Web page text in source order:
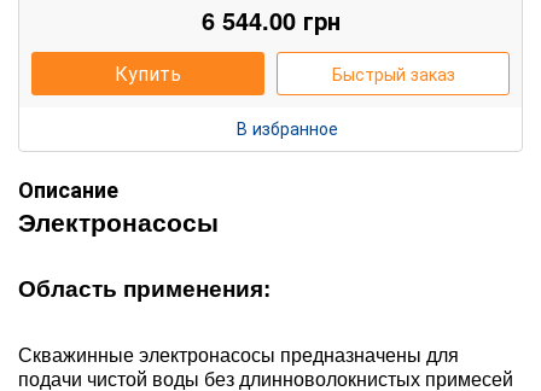
6 544.00грн
Купить Быстрый заказ
В избранное
Описание
Электронасосы
Область применения:
Скважинные электронасосы предназначены для
подачи чистой воды без длинноволокнистых примесей